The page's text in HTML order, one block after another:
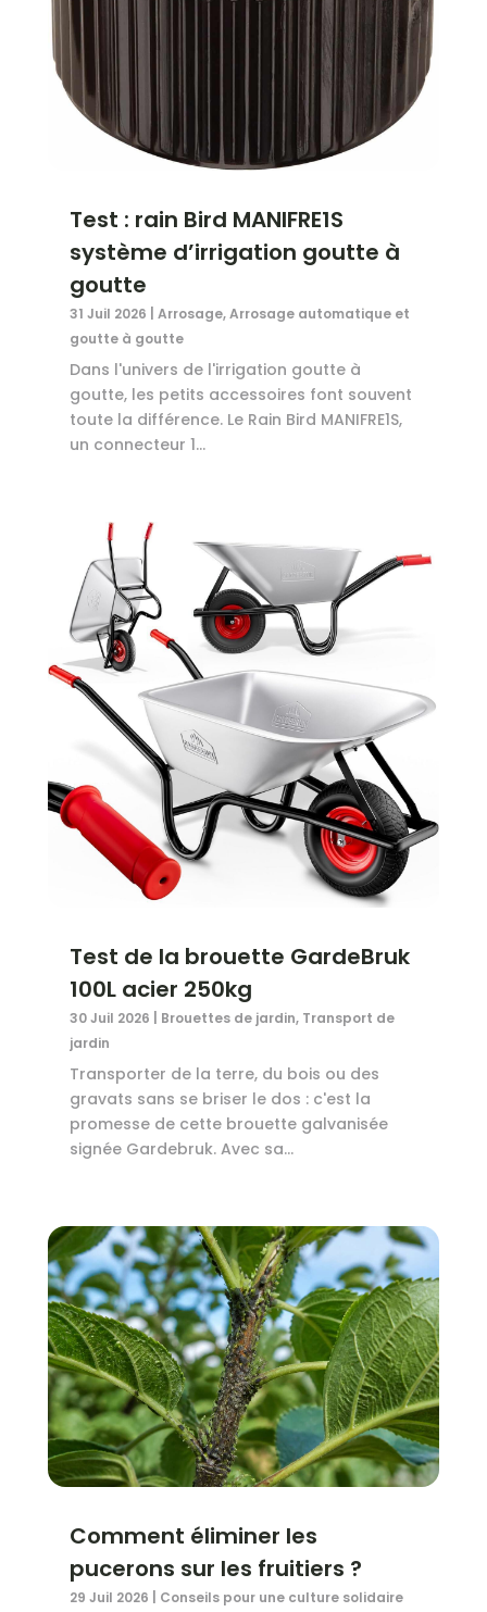
Test : rain Bird MANIFRE1S
système d’irrigation goutte à
goutte
31 Juil 2026 Arrosage,Arrosage automatique et
goutte à goutte
Dans l'univers de l'irrigation goutte à
goutte, les petits accessoires font souvent
toute la différence. Le Rain Bird MANIFRE1S,
un connecteur 1...
Test de la brouette GardeBruk
100L acier 250kg
30 Juil 2026 Brouettes de jardin, Transport de
jardin
Transporter de la terre, du bois ou des
gravats sans se briser le dos : c'est la
promesse de cette brouette galvanisée
signée Gardebruk. Avec sa...
Comment éliminer les
pucerons sur les fruitiers ?
29 Juil 2026
Conseils pour une culture solidaire